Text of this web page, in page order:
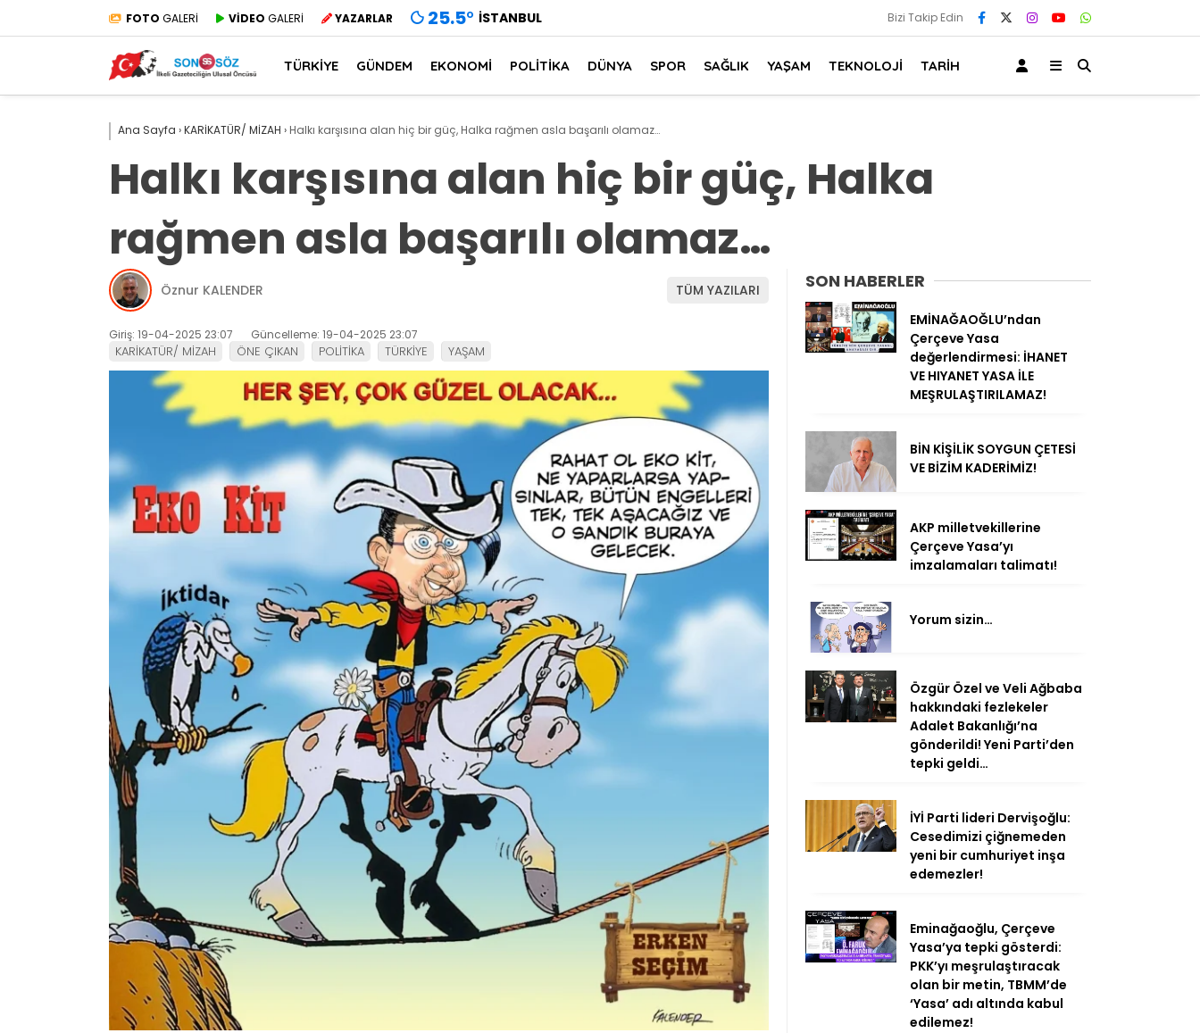
FOTO GALERİ VİDEO GALERİ YAZARLAR 25.5° İSTANBUL Bizi Takip Edin
TÜRKİYE GÜNDEM EKONOMİ POLİTİKA DÜNYA SPOR SAĞLIK YAŞAM TEKNOLOJİ TARİH
Ana Sayfa ›KARİKATÜR/ MİZAH › Halkı karşısına alan hiç bir güç, Halka rağmen asla başarılı olamaz…
Halkı karşısına alan hiç bir güç, Halka
rağmen asla başarılı olamaz…
Öznur KALENDER TÜM YAZILARI
Giriş: 19-04-2025 23:07 Güncelleme: 19-04-2025 23:07
KARİKATÜR/ MİZAH ÖNE ÇIKAN POLİTİKA TÜRKİYE YAŞAM
SON HABERLER
EMİNAĞAOĞLU’ndan
Çerçeve Yasa
değerlendirmesi: İHANET
VE HIYANET YASA İLE
MEŞRULAŞTIRILAMAZ!
BİN KİŞİLİK SOYGUN ÇETESİ
VE BİZİM KADERİMİZ!
AKP milletvekillerine
Çerçeve Yasa’yı
imzalamaları talimatı!
Yorum sizin…
Özgür Özel ve Veli Ağbaba
hakkındaki fezlekeler
Adalet Bakanlığı’na
gönderildi! Yeni Parti’den
tepki geldi…
İYİ Parti lideri Dervişoğlu:
Cesedimizi çiğnemeden
yeni bir cumhuriyet inşa
edemezler!
Eminağaoğlu, Çerçeve
Yasa’ya tepki gösterdi:
PKK’yı meşrulaştıracak
olan bir metin, TBMM’de
‘Yasa’ adı altında kabul
edilemez!